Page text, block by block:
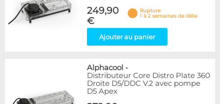
249,90
€
Rupture
1 à 2 semaines de délai
Ajouter au panier
Alphacool -
Distributeur Core Distro Plate 360
Droite D5/DDC V.2 avec pompe
D5 Apex